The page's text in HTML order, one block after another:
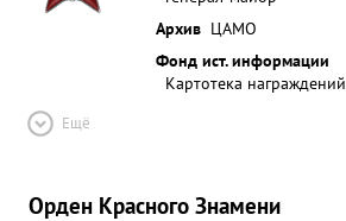
Архив ЦАМО
Фонд ист. информации
Картотека награждений
Ещё
Орден Красного Знамени